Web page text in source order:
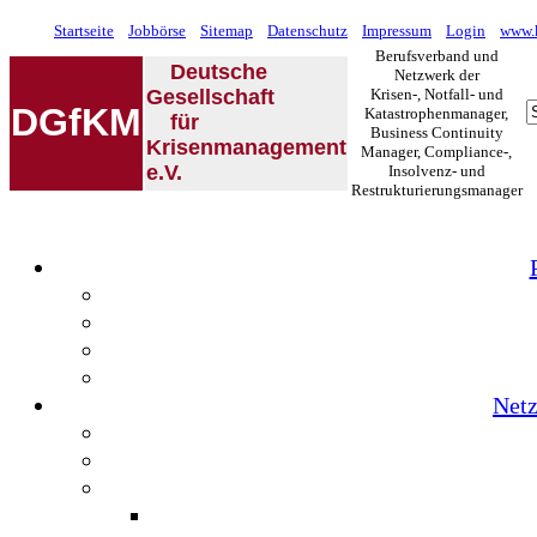
Startseite Jobbörse Sitemap Datenschutz Impressum Login
DGfKM
Deutsche
Gesellschaft
für
Krisenmanagement
e.V.
Berufsverband und
Netzwerk der
Krisen-, Notfall- und
Katastrophenmanager,
Business Continuity
Manager, Compliance-,
Insolvenz- und
Restrukturierungsmanager